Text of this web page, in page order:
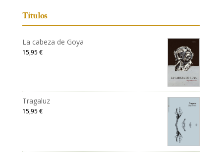
Títulos
La cabeza de Goya
15,95€
Tragaluz
15,95€